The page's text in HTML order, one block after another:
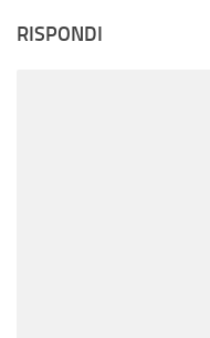
RISPONDI